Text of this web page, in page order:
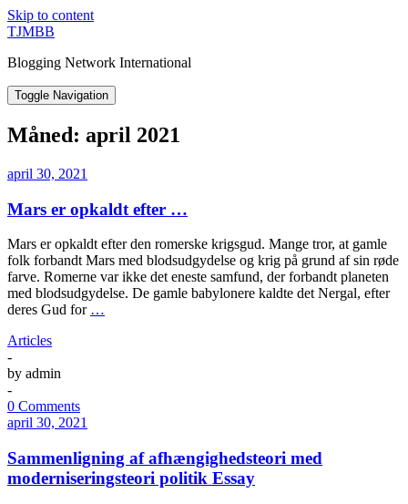
Skip to content
TJMBB
Blogging Network International
Toggle Navigation
Måned: april 2021
april 30, 2021
Mars er opkaldt efter …
Mars er opkaldt efter den romerske krigsgud. Mange tror, at gamle
folk forbandt Mars med blodsudgydelse og krig på grund af sin røde
farve. Romerne var ikke det eneste samfund, der forbandt planeten
med blodsudgydelse. De gamle babylonere kaldte det Nergal, efter
deres Gud for …
Articles
-
by admin
-
0 Comments
april 30, 2021
Sammenligning af afhængighedsteori med
moderniseringsteori politik Essay